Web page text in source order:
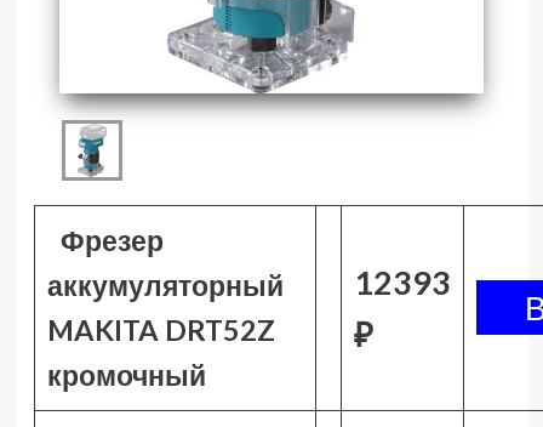
Фрезер
аккумуляторный
MAKITA DRT52Z
кромочный
12393
₽